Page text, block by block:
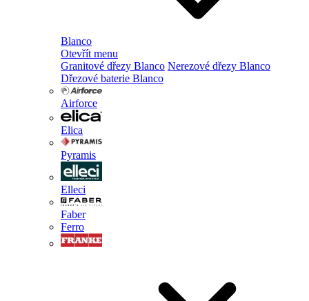
Blanco
Otevřít menu
Granitové dřezy Blanco Nerezové dřezy Blanco
Dřezové baterie Blanco
Airforce
Elica
Pyramis
Elleci
Faber
Ferro